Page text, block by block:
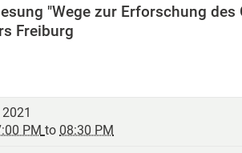
"Wege zur Erforschung des
Freiburg
PM to 08:30 PM